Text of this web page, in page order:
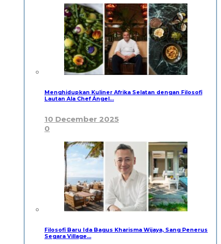
Menghidupkan Kuliner Afrika Selatan dengan Filosofi
Lautan Ala Chef Ángel…
10 December 2025
0
Filosofi Baru Ida Bagus Kharisma Wijaya, Sang Penerus
Segara Village…